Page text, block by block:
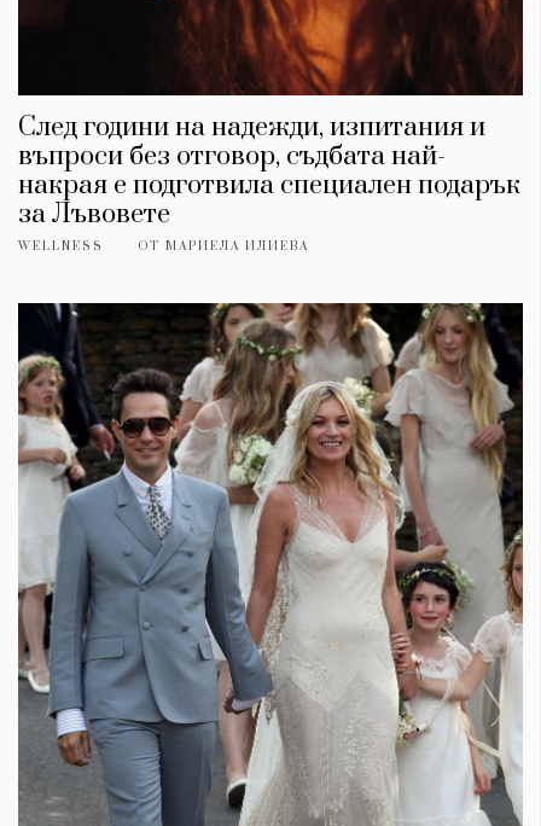
След години на надежди, изпитания и
въпроси без отговор, съдбата най-
накрая е подготвила специален подарък
за Лъвовете
WELLNESS ОТ МАРИЕЛА ИЛИЕВА